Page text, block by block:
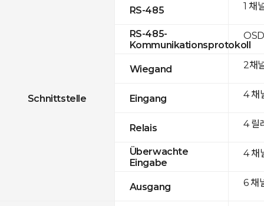
Schnittstelle
RS-485
RS-485-
Kommunikationsprotokoll
Wiegand
Eingang
Relais
Überwachte
Eingabe
Ausgang
1 채
2채
4 채
4 릴
4 채
6 채